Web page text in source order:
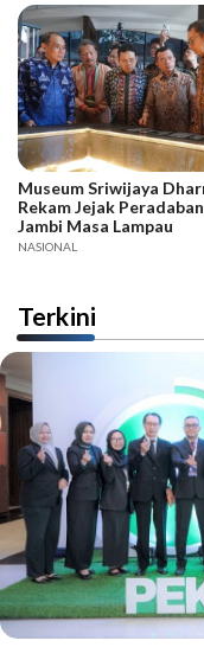
Museum Sriwijaya
Rekam Jejak
Jambi Masa Lampau
NASIONAL
Terkini